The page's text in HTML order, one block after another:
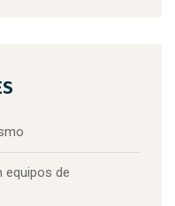
equipos de